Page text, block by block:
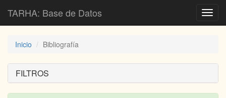
TARHA: Base de Datos
Inicio Bibliografía
FILTROS